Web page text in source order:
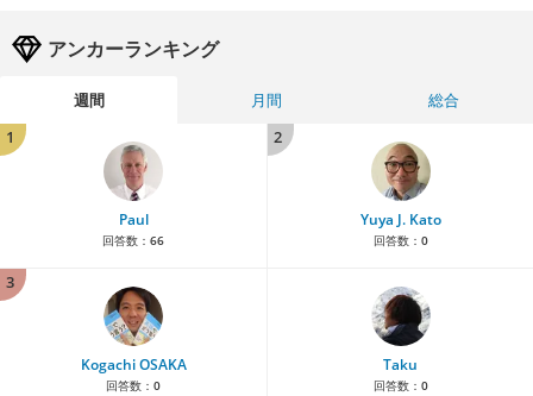
アンカーランキング
週間 月間
総合
1
Paul
回答数： 66
2
Yuya J. Kato
回答数： 0
3
Kogachi OSAKA
回答数： 0
Taku
回答数： 0